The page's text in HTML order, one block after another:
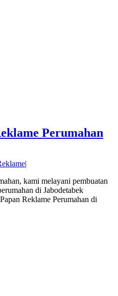
Perumahan
|
kami melayani pembuatan
di Jabodetabek
Reklame Perumahan di